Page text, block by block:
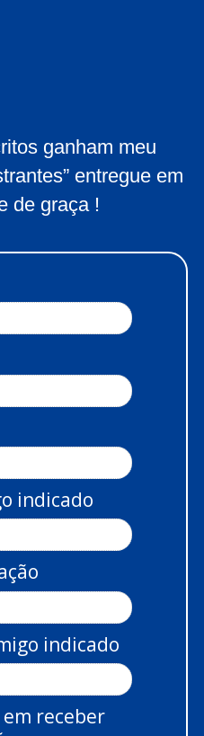
ganham meu
entregue em
de graça !
indicado
indicado
receber